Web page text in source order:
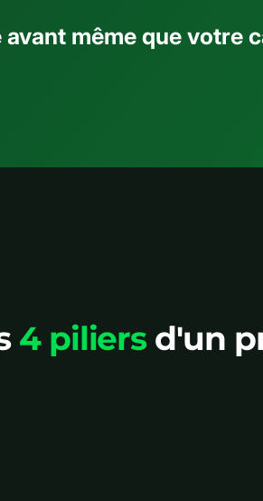
même que votre
4 piliersd'un